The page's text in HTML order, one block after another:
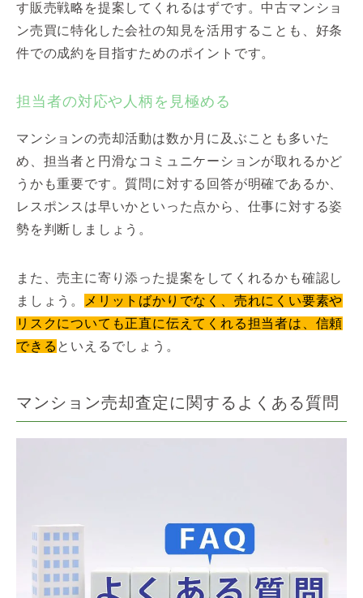
す販売戦略を提案してくれるはずです。中古マンショ
ン売買に特化した会社の知見を活用することも、好条
件での成約を目指すためのポイントです。
担当者の対応や人柄を見極める
マンションの売却活動は数か月に及ぶことも多いた
め、担当者と円滑なコミュニケーションが取れるかど
うかも重要です。質問に対する回答が明確であるか、
レスポンスは早いかといった点から、仕事に対する姿
勢を判断しましょう。
また、売主に寄り添った提案をしてくれるかも確認し
ましょう。
メリットばかりでなく、売れにくい要素や
リスクについても正直に伝えてくれる担当者は、信頼
できる といえるでしょう。
マンション売却査定に関するよくある質問